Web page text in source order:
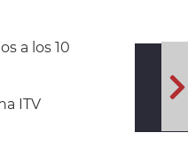
a los 10
ITV